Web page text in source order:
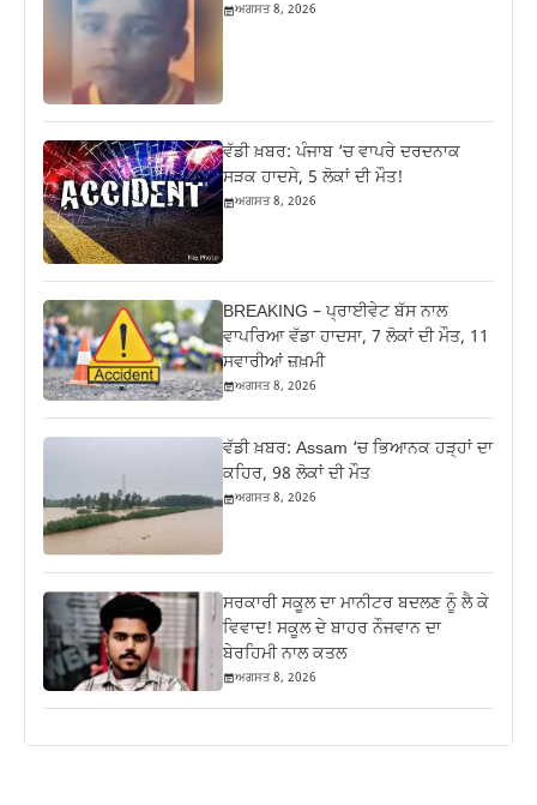
ਅਗਸਤ 8, 2026
ਵੱਡੀ ਖ਼ਬਰ: ਪੰਜਾਬ ‘ਚ ਵਾਪਰੇ ਦਰਦਨਾਕ
ਸੜਕ ਹਾਦਸੇ, 5 ਲੋਕਾਂ ਦੀ ਮੌਤ!
ਅਗਸਤ 8, 2026
BREAKING – ਪ੍ਰਾਈਵੇਟ ਬੱਸ ਨਾਲ
ਵਾਪਰਿਆ ਵੱਡਾ ਹਾਦਸਾ, 7 ਲੋਕਾਂ ਦੀ ਮੌਤ, 11
ਸਵਾਰੀਆਂ ਜ਼ਖ਼ਮੀ
ਅਗਸਤ 8, 2026
ਵੱਡੀ ਖ਼ਬਰ: Assam ‘ਚ ਭਿਆਨਕ ਹੜ੍ਹਾਂ ਦਾ
ਕਹਿਰ, 98 ਲੋਕਾਂ ਦੀ ਮੌਤ
ਅਗਸਤ 8, 2026
ਸਰਕਾਰੀ ਸਕੂਲ ਦਾ ਮਾਨੀਟਰ ਬਦਲਣ ਨੂੰ ਲੈ ਕੇ
ਵਿਵਾਦ! ਸਕੂਲ ਦੇ ਬਾਹਰ ਨੌਜਵਾਨ ਦਾ
ਬੇਰਹਿਮੀ ਨਾਲ ਕਤਲ
ਅਗਸਤ 8, 2026